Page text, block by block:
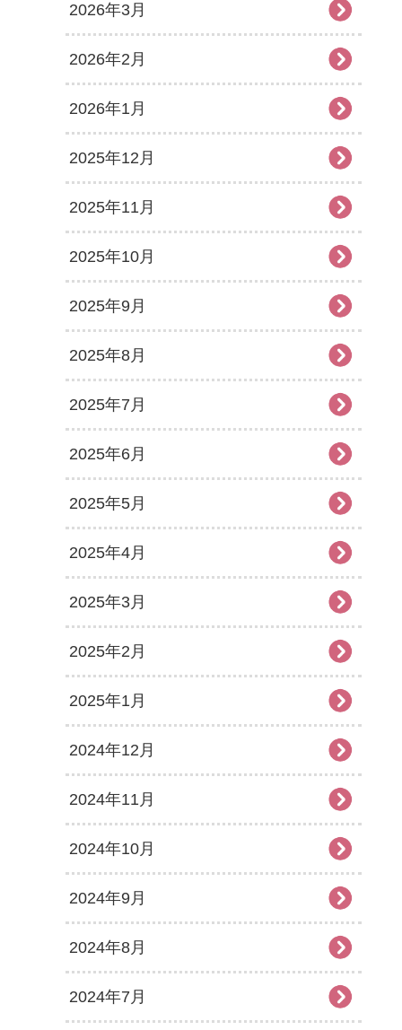
2026年3月
2026年2月
2026年1月
2025年12月
2025年11月
2025年10月
2025年9月
2025年8月
2025年7月
2025年6月
2025年5月
2025年4月
2025年3月
2025年2月
2025年1月
2024年12月
2024年11月
2024年10月
2024年9月
2024年8月
2024年7月